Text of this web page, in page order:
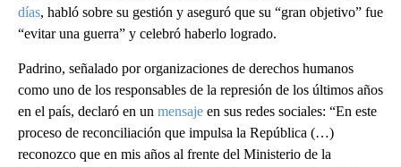
días, habló sobre su gestión y aseguró que su “gran objetivo” fue
“evitar una guerra” y celebró haberlo logrado.
Padrino, señalado por organizaciones de derechos humanos
como uno de los responsables de la represión de los últimos años
en el país, declaró en un mensaje en sus redes sociales: “En este
proceso de reconciliación que impulsa la República (…)
reconozco que en mis años al frente del Ministerio de la